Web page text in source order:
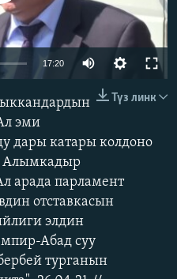
360p
1080p
17:20
240p
480p
1080p
Түз линк
эми
дары катары колдоно
Алымкадыр
арада парламент
отставкасын
элдин
Абад суу
турганын